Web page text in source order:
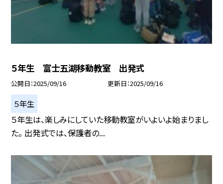
５年生 富士五湖移動教室 出発式
公開日 2025/09/16 更新日 2025/09/16
５年生
５年生は、楽しみにしていた移動教室がいよいよ始まりまし
た。 出発式では、保護者の...